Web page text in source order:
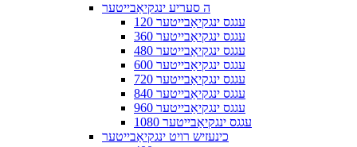
ה סעריע ינגקיאַבייטער
120 עגגס ינגקיאַבייטער
360 עגגס ינגקיאַבייטער
480 עגגס ינגקיאַבייטער
600 עגגס ינגקיאַבייטער
720 עגגס ינגקיאַבייטער
840 עגגס ינגקיאַבייטער
960 עגגס ינגקיאַבייטער
1080 עגגס ינגקיאַבייטער
כינעזיש רויט ינגקיאַבייטער